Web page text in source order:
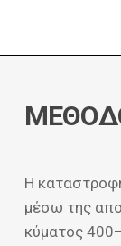
Η
μέσω της
κύματος